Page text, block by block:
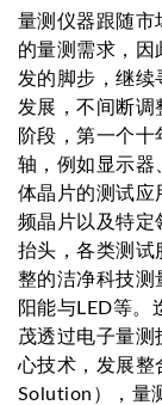
量测仪器跟随市
的量测需求，
发的脚步，继续
发展，不间断调
阶段，第一个
轴，例如显示器
体晶片的测试应
频晶片以及特定
抬头，各类测试
整的洁净科技测
阳能与LED等
茂透过电子量
心技术，发展整
Solution），量